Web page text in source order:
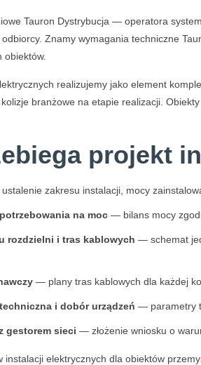
Tauron Dystrybucja — operatora
Znamy wymagania techniczne
obiektów.
realizujemy jako element
branżowe na etapie realizacji.
projekt
zakresu instalacji, mocy
na moc — bilans mocy
rozdzielni i tras kablowych — schemat
— plany tras kablowych dla każdej
i dobór urządzeń — parametry
gestorem sieci — złożenie wniosku o
instalacji elektrycznych dla obiektów